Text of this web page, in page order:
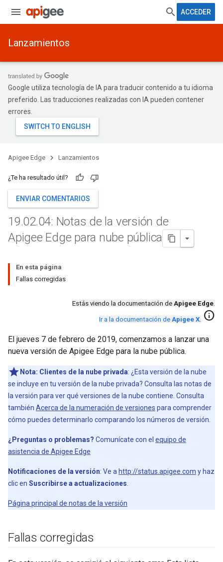
ACCEDER
Lanzamientos
Google utiliza tecnología de IA para traducir contenido a tu idioma
preferido. Las traducciones realizadas con IA pueden contener
errores.
Apigee Edge Lanzamientos
¿Te ha resultado útil?
ENVIAR COMENTARIOS
19.02.04: Notas de la versión de
Apigee Edge para nube pública
En esta página
Fallas corregidas
Estás viendo la documentación de Apigee Edge.
Ir a la documentación de Apigee X. info
El jueves 7 de febrero de 2019, comenzamos a lanzar una
nueva versión de Apigee Edge para la nube pública.
Nota: Clientes de la nube privada: ¿Esta versión de la nube
se incluye en tu versión de la nube privada? Consulta las notas de
la versión para ver qué versiones de la nube contiene. Consulta
también Acerca de la numeración de versiones para comprender
cómo puedes determinarlo comparando los números de versión.
¿Preguntas o problemas? Comunícate con el equipo de
asistencia de Apigee Edge
Notificaciones de la versión: Ve a http://status.apigee.com y haz
clic en Suscribirse a actualizaciones
Página principal de notas de la versión
Fallas corregidas